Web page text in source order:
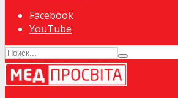
Facebook
YouTube